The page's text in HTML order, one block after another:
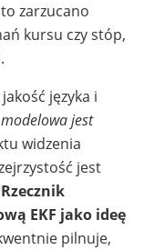
zarzucano
kursu czy stóp,
języka i
jest
widzenia
jest
Rzecznik
EKF jako ideę
pilnuje,